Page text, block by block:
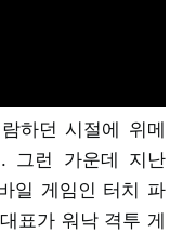
하던 시절에 위메
그런 가운데 지난
일 게임인 터치 파
표가 워낙 격투 게